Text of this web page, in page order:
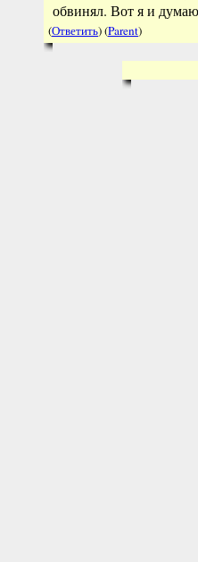
обвинял. Вот я и
(Ответить) (Parent)